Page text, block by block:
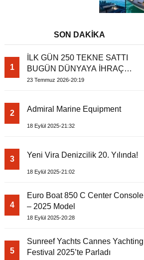
SON DAKİKA
1
İLK GÜN 250 TEKNE SATTI
BUGÜN DÜNYAYA İHRAÇ
EDİYOR
23 Temmuz 2026-20:19
2 Admiral Marine Equipment
18 Eylül 2025-21:32
3 Yeni Vira Denizcilik 20. Yılında!
18 Eylül 2025-21:02
4
Euro Boat 850 C Center Console
– 2025 Model
18 Eylül 2025-20:28
5
Sunreef Yachts Cannes Yachting
Festival 2025’te Parladı